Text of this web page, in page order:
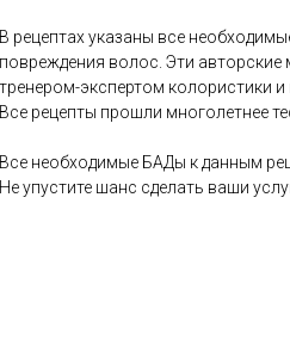
В рецептах указаны все
повреждения волос. Эти авторские
тренером-экспертом колористики
Все рецепты прошли многолетнее
Все необходимые БАДы к данным
Не упустите шанс сделать ваши